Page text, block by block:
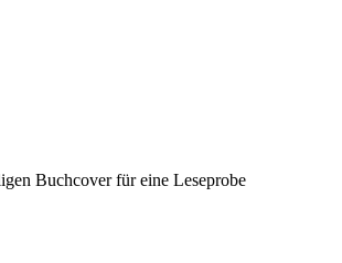
Buchcover für eine Leseprobe